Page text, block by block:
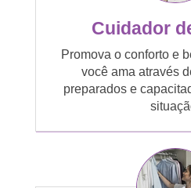
Cuidador
Promova o conforto e
você ama através
preparados e